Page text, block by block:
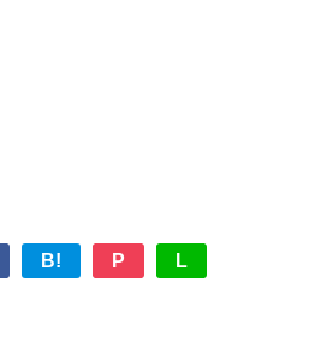
B! P L